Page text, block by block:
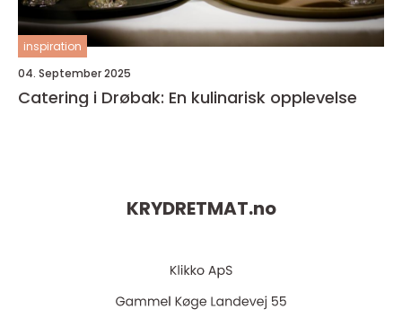
inspiration
04. September 2025
Catering i Drøbak: En kulinarisk opplevelse
KRYDRETMAT.no